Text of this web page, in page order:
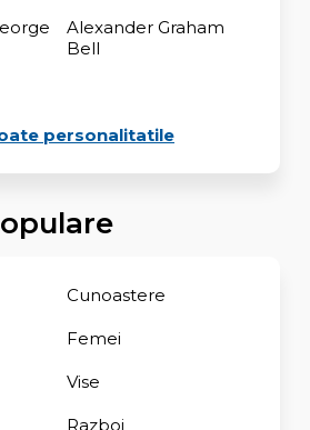
Alexander Graham
Bell
personalitatile
Cunoastere
Femei
Vise
Razboi